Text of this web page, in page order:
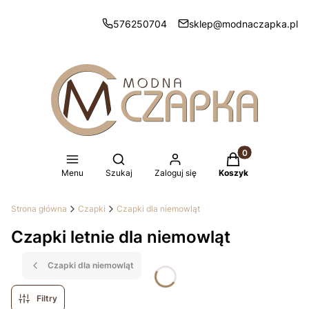
576250704 sklep@modnaczapka.pl
Menu
Otwórz wyszukiwarkę
Szukaj Zaloguj się
Produkty w
Koszyk
Strona główna Czapki Czapki dla niemowląt
Czapki letnie dla niemowląt
Czapki dla niemowląt
Filtry